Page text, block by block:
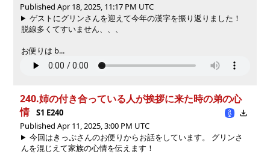
Published Apr 18, 2025, 11:17 PM UTC
ゲストにグリンさんを迎えて今年の漢字を振り返りました！
脱線多くてすいません、、、
お便りは b...
240.姉の付き合っている人が挨拶に来た時の弟の心
情
S1 E240
Published Apr 11, 2025, 3:00 PM UTC
今回はきっぷさんのお便りからお話をしています。 グリンさ
んを混じえて家族の心情を伝えます！